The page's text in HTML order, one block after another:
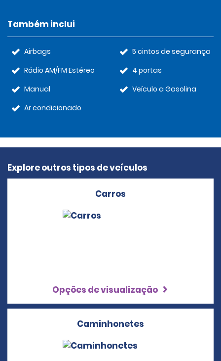
Também inclui
Airbags
Rádio AM/FM Estéreo
Manual
Ar condicionado
5 cintos de segurança
4 portas
Veículo a Gasolina
Explore outros tipos de veículos
Carros
Opções de visualização
Caminhonetes